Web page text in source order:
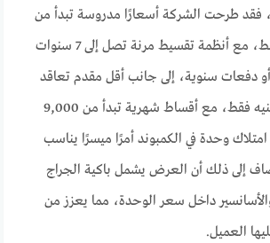
فقد طرحت الشركة أسعارًا مدروسة تبدأ من
1,600,000 جنيه فقط، مع أنظمة تقسيط مرنة تصل إلى 7 سنوات
دفعات سنوية، إلى جانب أقل مقدم تعاقد
يبدأ من 300,000 جنيه فقط، مع أقساط شهرية تبدأ من 9,000
وحدة في الكمبوند أمرًا ميسرًا يناسب
إلى ذلك أن العرض يشمل باكية الجراج
والأسانسير داخل سعر الوحدة، مما يعزز من
العميل.